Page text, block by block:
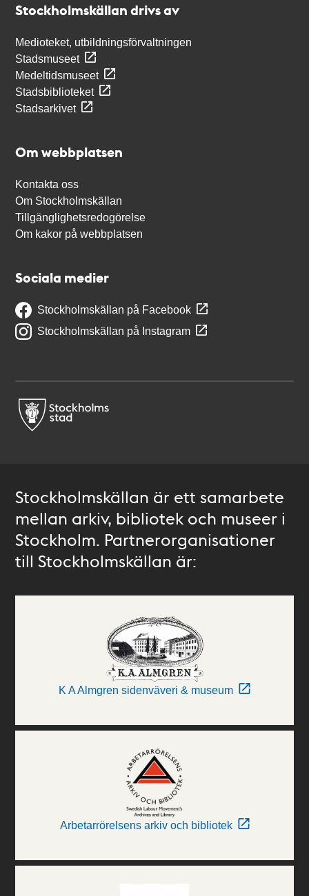
Stockholmskällan drivs av
Medioteket, utbildningsförvaltningen
Stadsmuseet
Medeltidsmuseet
Stadsbiblioteket
Stadsarkivet
Om webbplatsen
Kontakta oss
Om Stockholmskällan
Tillgänglighetsredogörelse
Om kakor på webbplatsen
Sociala medier
Stockholmskällan på Facebook
Stockholmskällan på Instagram
Stockholmskällan är ett samarbete
mellan arkiv, bibliotek och museer i
Stockholm. Partnerorganisationer
till Stockholmskällan är:
K A Almgren sidenväveri & museum
Arbetarrörelsens arkiv och bibliotek